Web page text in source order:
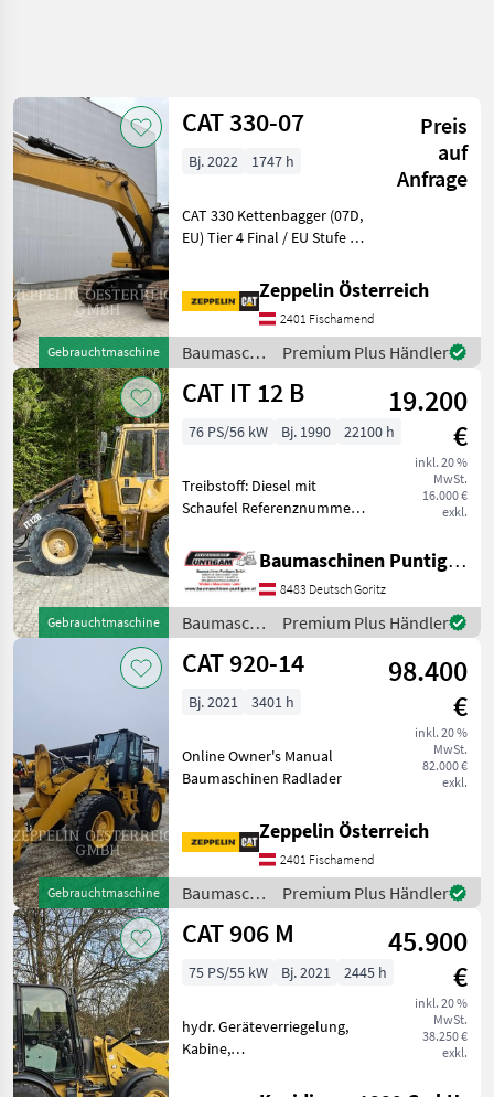
Gebrauchtmaschine
CAT 330-07
Preis
auf
Anfrage
Bj. 2022 1747 h
CAT 330 Kettenbagger (07D,
EU) Tier 4 Final / EU Stufe V
360° Kamera Reach-
Ausleger 6, 15 m + Stiel 3, 20
Zusatzs
Zeppelin Österreich
2401 Fischamend
Baumaschinen
/ CAT
Premium Plus Händler
Gebrauchtmaschine
CAT IT 12 B
19.200
€
inkl. 20 %
MwSt.
16.000 €
exkl.
76 PS/56 kW Bj. 1990 22100 h
Treibstoff: Diesel mit
Schaufel Referenznummer:
Puntigam GmbH Unser
Spezialgebiet: Ankauf -
Verkauf - Vermietung von
Baumaschinen Besuchen
Sie
Baumaschinen Puntigam GmbH
8483 Deutsch Goritz
Baumaschinen
/ CAT
Premium Plus Händler
Gebrauchtmaschine
CAT 920-14
98.400
€
inkl. 20 %
MwSt.
82.000 €
exkl.
Bj. 2021 3401 h
Online Owner's Manual
Baumaschinen Radlader
Zeppelin Österreich
2401 Fischamend
Baumaschinen
/ CAT
Premium Plus Händler
CAT 906 M
45.900
€
inkl. 20 %
MwSt.
38.250 €
exkl.
75 PS/55 kW Bj. 2021 2445 h
hydr. Geräteverriegelung,
Kabine,
Zusatz-Hydraulikkreis